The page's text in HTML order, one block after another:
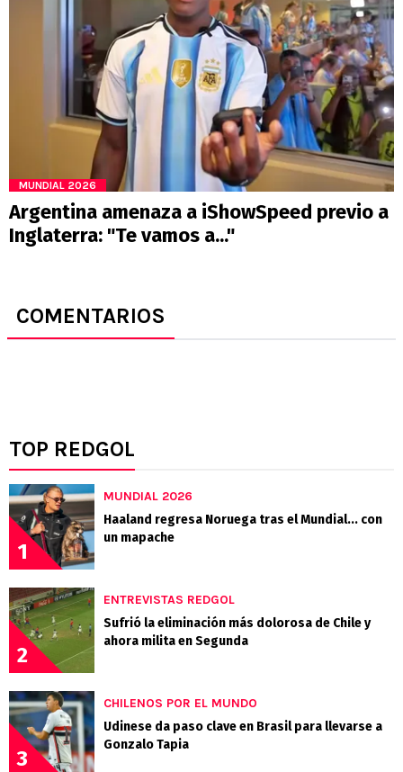
MUNDIAL 2026
Argentina amenaza a iShowSpeed previo a
Inglaterra: "Te vamos a..."
COMENTARIOS
TOP REDGOL
1
MUNDIAL 2026
Haaland regresa Noruega tras el Mundial... con
un mapache
2
ENTREVISTAS REDGOL
Sufrió la eliminación más dolorosa de Chile y
ahora milita en Segunda
3
CHILENOS POR EL MUNDO
Udinese da paso clave en Brasil para llevarse a
Gonzalo Tapia